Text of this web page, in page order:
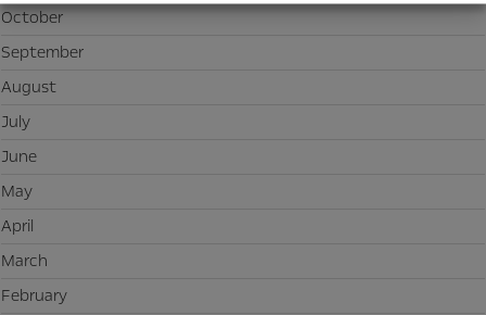
October
September
August
July
June
May
April
March
February